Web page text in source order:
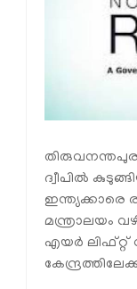
ദ്വീപില്‍
ഇന്ത്യക്കാരെ
മന്ത്രാലയം
എയര്‍ ലിഫ്റ്റ്